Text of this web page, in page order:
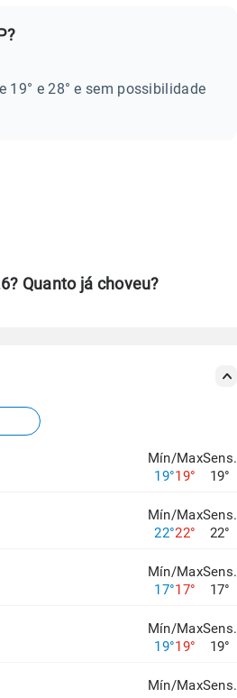
19° e 28° e sem possibilidade
Quanto já choveu?
Mín/Max
19°19°
Sens.
19°
Mín/Max
22°22°
Sens.
22°
Mín/Max
17°17°
Sens.
17°
Mín/Max
19°19°
Sens.
19°
Mín/MaxSens.